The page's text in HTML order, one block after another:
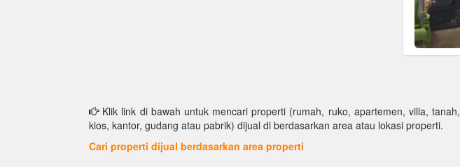
Klik link di bawah untuk mencari properti (rumah, ruko, apartemen, villa, tanah,
kios, kantor, gudang atau pabrik) dijual di berdasarkan area atau lokasi properti.
Cari properti dijual berdasarkan area properti